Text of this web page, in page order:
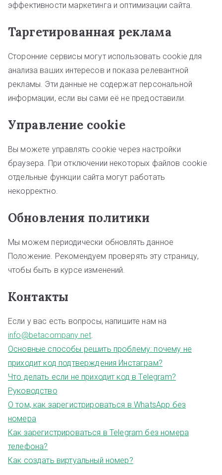
эффективности маркетинга и оптимизации сайта.
Таргетированная реклама
Сторонние сервисы могут использовать cookie для
анализа ваших интересов и показа релевантной
рекламы. Эти данные не содержат персональной
информации, если вы сами её не предоставили.
Управление cookie
Вы можете управлять cookie через настройки
браузера. При отключении некоторых файлов cookie
отдельные функции сайта могут работать
некорректно.
Обновления политики
Мы можем периодически обновлять данное
Положение. Рекомендуем проверять эту страницу,
чтобы быть в курсе изменений.
Контакты
Если у вас есть вопросы, напишите нам на
info@betacompany.net.
Основные способы решить проблему: почему не
приходит код подтверждения Инстаграм?
Что делать если не приходит код в Telegram?
Руководство
О том, как зарегистрироваться в WhatsApp без
номера
Как зарегистрироваться в Telegram без номера
телефона?
Как создать виртуальный номер?